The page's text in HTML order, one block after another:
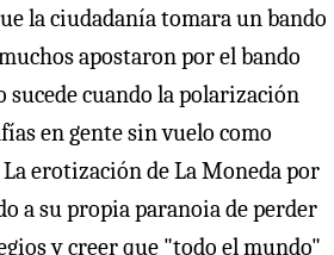
la ciudadanía tomara un bando
apostaron por el bando
sucede cuando la polarización
en gente sin vuelo como
erotización de La Moneda por
a su propia paranoia de perder
y creer que "todo el mundo"